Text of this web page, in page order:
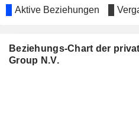
Aktive Beziehungen
Beziehungs-Chart der
Group N.V.